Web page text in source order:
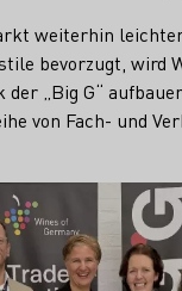
weiterhin
bevorzugt, wird
„Big G“
von Fach- und